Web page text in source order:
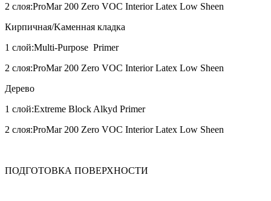
2 слоя:ProMar 200 Zero VOC Interior Latex Low Sheen
Кирпичная/Kаменная кладка
1 слой:Multi-Purpose Primer
2 слоя:ProMar 200 Zero VOC Interior Latex Low Sheen
Дерево
1 слой:Extreme Block Alkyd Primer
2 слоя:ProMar 200 Zero VOC Interior Latex Low Sheen
ПОДГОТОВКА ПОВЕРХНОСТИ